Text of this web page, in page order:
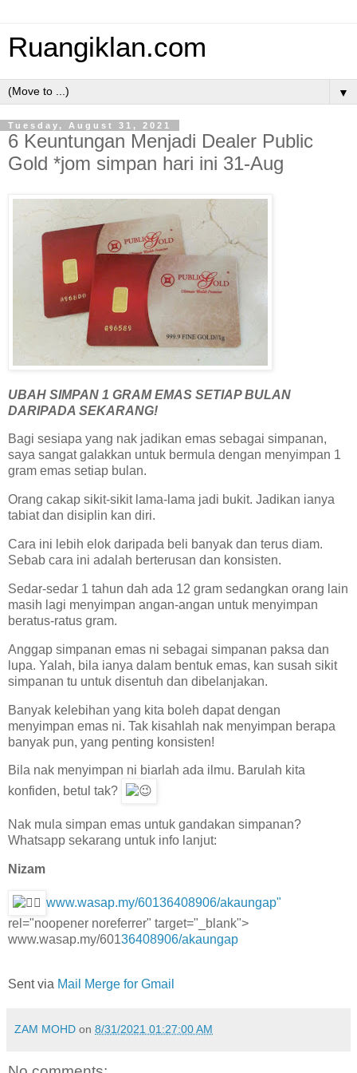
Ruangiklan.com
▼
Tuesday, August 31, 2021
6 Keuntungan Menjadi Dealer Public
Gold *jom simpan hari ini 31-Aug
UBAH SIMPAN 1 GRAM EMAS SETIAP BULAN
DARIPADA SEKARANG!
Bagi sesiapa yang nak jadikan emas sebagai simpanan,
saya sangat galakkan untuk bermula dengan menyimpan 1
gram emas setiap bulan.
Orang cakap sikit-sikit lama-lama jadi bukit. Jadikan ianya
tabiat dan disiplin kan diri.
Cara ini lebih elok daripada beli banyak dan terus diam.
Sebab cara ini adalah berterusan dan konsisten.
Sedar-sedar 1 tahun dah ada 12 gram sedangkan orang lain
masih lagi menyimpan angan-angan untuk menyimpan
beratus-ratus gram.
Anggap simpanan emas ni sebagai simpanan paksa dan
lupa. Yalah, bila ianya dalam bentuk emas, kan susah sikit
simpanan tu untuk disentuh dan dibelanjakan.
Banyak kelebihan yang kita boleh dapat dengan
menyimpan emas ni. Tak kisahlah nak menyimpan berapa
banyak pun, yang penting konsisten!
Bila nak menyimpan ni biarlah ada ilmu. Barulah kita
konfiden, betul tak?
Nak mula simpan emas untuk gandakan simpanan?
Whatsapp sekarang untuk info lanjut:
Nizam
www.wasap.my/60136408906/akaungap"
rel="noopener noreferrer" target="_blank">
www.wasap.my/60136408906/akaungap
Sent via Mail Merge for Gmail
ZAM MOHD on 8/31/2021 01:27:00 AM